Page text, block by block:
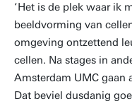
‘Het is de plek waar ik
beeldvorming van
omgeving ontzettend
cellen. Na stages in
Amsterdam UMC gaan
Dat beviel dusdanig